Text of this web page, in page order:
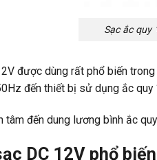
Sạc ắc quy
được dùng rất phổ biến
đến thiết bị sử dụng ắc quy
tâm đến dung lương bình ắc
DC 12V phổ biến